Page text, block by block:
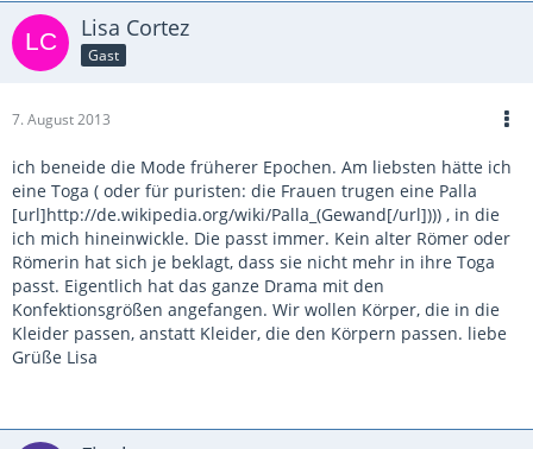
Lisa Cortez
Gast
7. August 2013
ich beneide die Mode früherer Epochen. Am liebsten hätte ich
eine Toga ( oder für puristen: die Frauen trugen eine Palla
[url]http://de.wikipedia.org/wiki/Palla_(Gewand[/url]))) , in die
ich mich hineinwickle. Die passt immer. Kein alter Römer oder
Römerin hat sich je beklagt, dass sie nicht mehr in ihre Toga
passt. Eigentlich hat das ganze Drama mit den
Konfektionsgrößen angefangen. Wir wollen Körper, die in die
Kleider passen, anstatt Kleider, die den Körpern passen. liebe
Grüße Lisa